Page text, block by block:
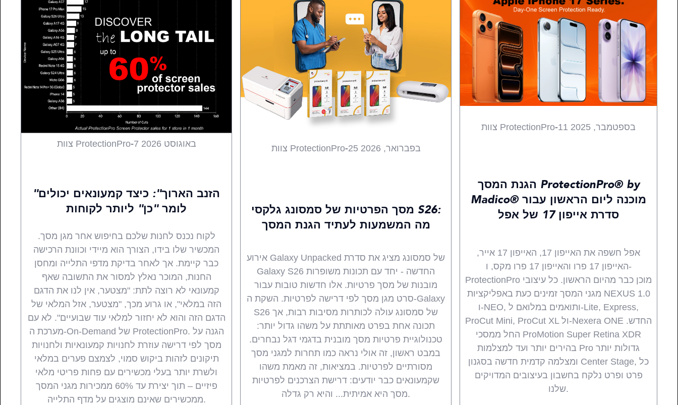
צוות ProtectionPro-
7 באוגוסט 2026
"הזנב הארוך": כיצד קמעונאים יכולים
לומר "כן" ליותר לקוחות
לקוח נכנס לחנות שלכם בחיפוש אחר מגן מסך.
המכשיר שלו בידו, הצורך הוא מיידי וכוונת הרכישה
כבר קיימת. אך לאחר בדיקת מדפי התלייה ומחסן
החנות, המוכר נאלץ למסור את התשובה שאף
קמעונאי לא רוצה לתת: "מצטער, אין לנו את הדגם
הזה במלאי", או גרוע מכך, "מצטער, אזל המלאי של
הדגם הזה והוא לא יחזור למלאי עוד שבועיים". לא עם
מערכת ה-On-Demand של ProtectionPro. הגנה על
מסך לפי דרישה עוזרת לחנויות קמעונאיות ולחנויות
תיקונים לזהות ביקוש סמוי, לצמצם פערים במלאי
ולשרת יותר בעלי מכשירים עם פחות פריטי מלאי
פיזיים – תוך יצירת עד 60% ממכירות מגני המסך
ממכשירים שאינם מוצגים על מדף התלייה.
צוות ProtectionPro- 25 בפברואר, 2026
מסך הפרטיות של סמסונג גלקסי S26:
מה המשמעות לעתיד הגנת המסך
אירוע Galaxy Unpacked של סמסונג מציג את סדרת
Galaxy S26 החדשה - יחד עם תכונות משופרות
מובנות של מסך פרטיות. אלו חדשות טובות עבור
סרט מגן מסך לפי דרישה לפרטיות. השקת ה-Galaxy
S26 של סמסונג עולה לכותרות מסיבות רבות, אך
תכונה אחת בפרט מאותתת על משהו גדול יותר:
טכנולוגיית פרטיות מסך מובנית בדגמי דגל נבחרים.
במבט ראשון, זה אולי נראה כמו תחרות למגני מסך
מסורתיים לפרטיות. במציאות, זה מאמת משהו
שקמעונאים כבר יודעים: דרישת הצרכנים לפרטיות
מסך היא אמיתית... והיא רק גדלה.
צוות ProtectionPro- 11 בספטמבר, 2025
הגנת המסך ProtectionPro® by
Madico® מוכנה ליום הראשון עבור
סדרת אייפון 17 של אפל
אפל חשפה את האייפון 17, האייפון 17 אייר,
האייפון 17 פרו והאייפון 17 פרו מקס, ו-
ProtectionPro מוכן כבר מהיום הראשון. כל עיצובי
מגני המסך זמינים כעת באפליקציות NEXUS 1.0
ו-NEO, ותואמים במלואם ל-Lite, Express,
ProCut Mini, ProCut XL ול-Nexera ONE החדש.
החל ממסכי ProMotion Super Retina XDR
בהירים יותר ועד למצלמות Pro גדולות יותר
ומצלמה קדמית חדשה בסגנון Center Stage, כל
פרט ופרט נלקח בחשבון בעיצובים המדויקים
שלנו.